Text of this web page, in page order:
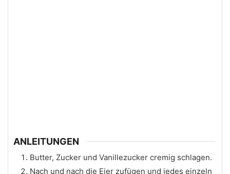
ANLEITUNGEN
Butter, Zucker und Vanillezucker cremig schlagen.
Nach und nach die Eier zufügen und jedes einzeln